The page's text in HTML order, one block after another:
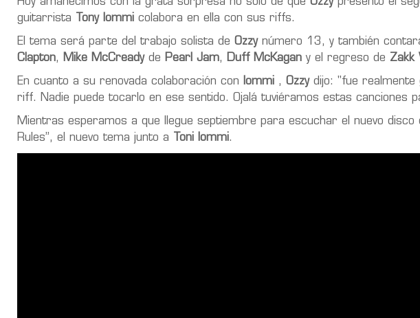
guitarrista
Tony Iommi colabora en ella con sus riffs.
El tema será parte del trabajo solista de Ozzynúmero 13, y también
Clapton, Mike McCreadyde Pearl Jam, Duff McKagan y el regreso de Zakk
En cuanto a su renovada colaboración con Iommi , Ozzydijo: "fue realmente
riff. Nadie puede tocarlo en ese sentido. Ojalá tuviéramos estas canciones
Mientras esperamos a que llegue septiembre para escuchar el nuevo disco
Rules”, el nuevo tema junto a
Toni Iommi.